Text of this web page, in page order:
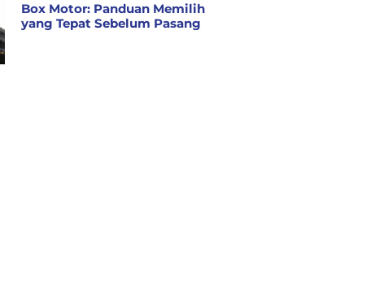
Box Motor: Panduan Memilih
yang Tepat Sebelum Pasang